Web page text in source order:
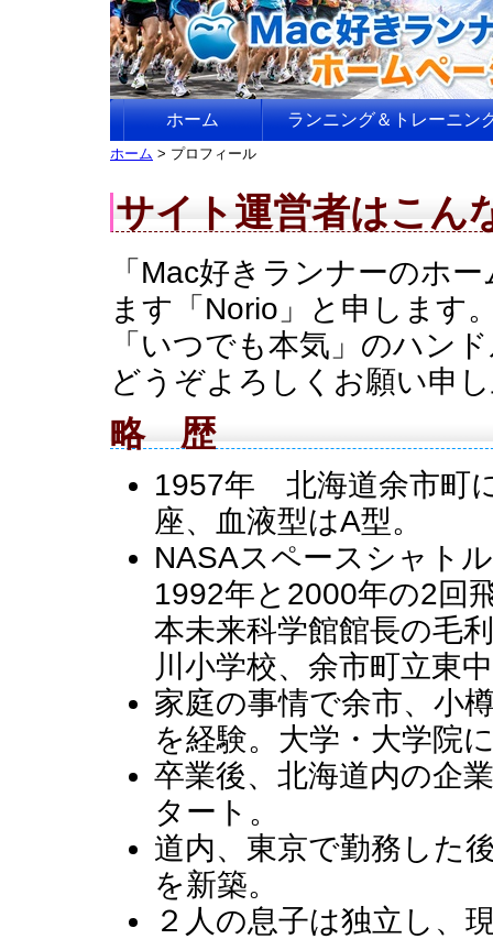
ホーム ランニング＆トレーニン
ホーム > プロフィール
サイト運営者はこん
「Mac好きランナーのホ
ます「Norio」と申します
「いつでも本気」のハン
どうぞよろしくお願い申
略 歴
1957年 北海道余市町
座、血液型はA型。
NASAスペースシャト
1992年と2000年の2回
本未来科学館館長の毛
川小学校、余市町立東
家庭の事情で余市、小
を経験。大学・大学院
卒業後、北海道内の企
タート。
道内、東京で勤務した
を新築。
２人の息子は独立し、